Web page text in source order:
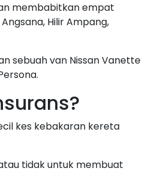
membabitkan empat
Hilir Ampang,
sebuah van Nissan Vanette
kes kebakaran kereta
tidak untuk membuat